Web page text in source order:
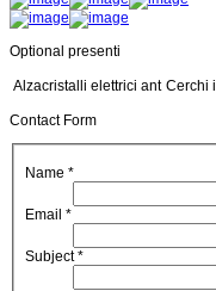
Optional presenti
Alzacristalli elettrici ant Cerchi
Contact Form
Name *
Email *
Subject*